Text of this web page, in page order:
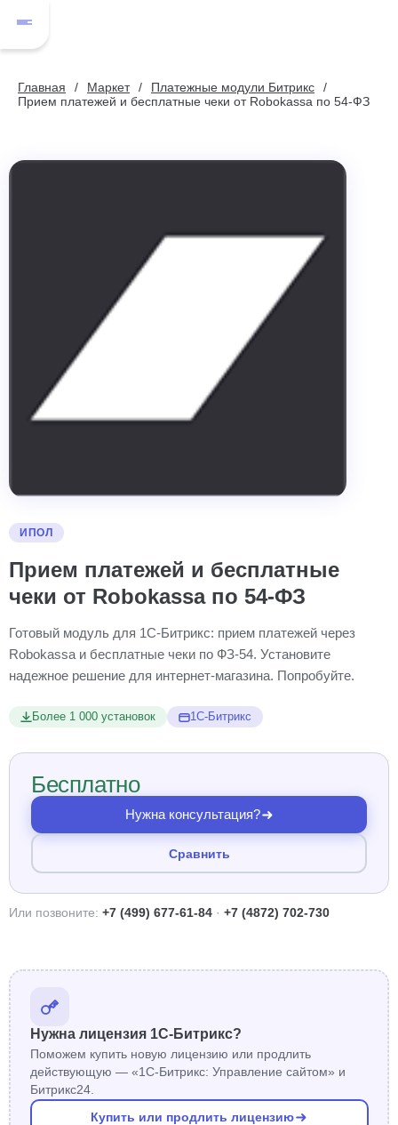
Главная Маркет
Платежные модули Битрикс
Прием платежей и бесплатные чеки от Robokassa по 54-ФЗ
ИПОЛ
Прием платежей и бесплатные
чеки от Robokassa по 54-ФЗ
Готовый модуль для 1С-Битрикс: прием платежей через
Robokassa и бесплатные чеки по ФЗ-54. Установите
надежное решение для интернет-магазина. Попробуйте.
Более 1 000 установок 1С-Битрикс
Бесплатно
Нужна консультация?
Сравнить
Или позвоните: +7 (499) 677-61-84 · +7 (4872) 702-730
Нужна лицензия 1С-Битрикс?
Поможем купить новую лицензию или продлить
действующую — «1С-Битрикс: Управление сайтом» и
Битрикс24.
Купить или продлить лицензию